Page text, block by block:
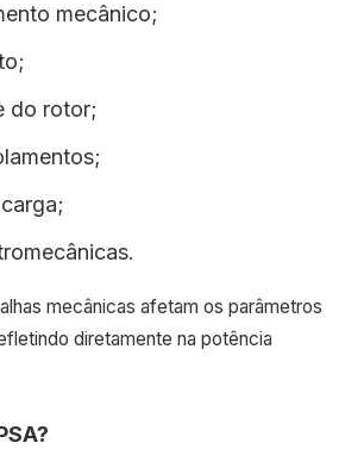
mecânico;
do rotor;
mecânicas afetam os parâmetros
diretamente na potência